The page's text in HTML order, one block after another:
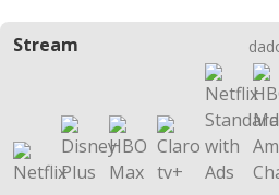
Stream